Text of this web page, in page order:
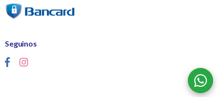
Seguinos